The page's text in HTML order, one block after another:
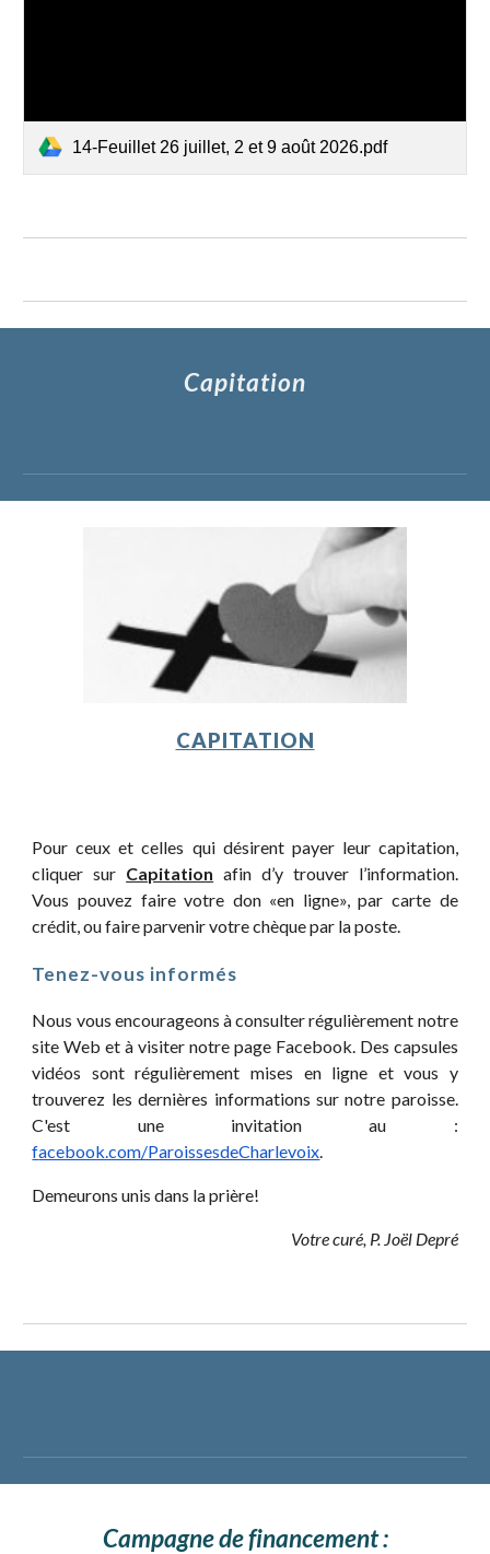
14-Feuillet 26 juillet, 2 et 9 août 2026.pdf
Capitation
CAPITATION
Pour ceux et celles qui désirent payer leur capitation,
cliquer sur Capitation afin d’y trouver l’information.
Vous pouvez faire votre don «en ligne», par carte de
crédit, ou faire parvenir votre chèque par la poste.
Tenez-vous informés
Nous vous encourageons à consulter régulièrement notre
site Web et à visiter notre page Facebook. Des capsules
vidéos sont régulièrement mises en ligne et vous y
trouverez les dernières informations sur notre paroisse.
C'est une invitation au :
facebook.com/ParoissesdeCharlevoix.
Demeurons unis dans la prière!
Votre curé, P. Joël Depré
Campagne de financement :